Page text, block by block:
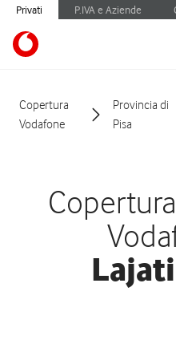
Privati P.IVA e Aziende
Copertura
Vodafone
Provincia di
Pisa